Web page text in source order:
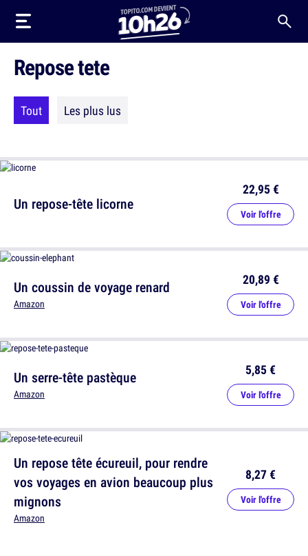
Repose tete
Tout Les plus lus
Un repose-tête licorne
22,95 €
Voir l'offre
Un serre-tête pastèque
Amazon
5,85 €
Voir l'offre
Un coussin de voyage renard
Amazon
20,89 €
Voir l'offre
Un repose tête écureuil, pour rendre
vos voyages en avion beaucoup plus
mignons
Amazon
8,27 €
Voir l'offre